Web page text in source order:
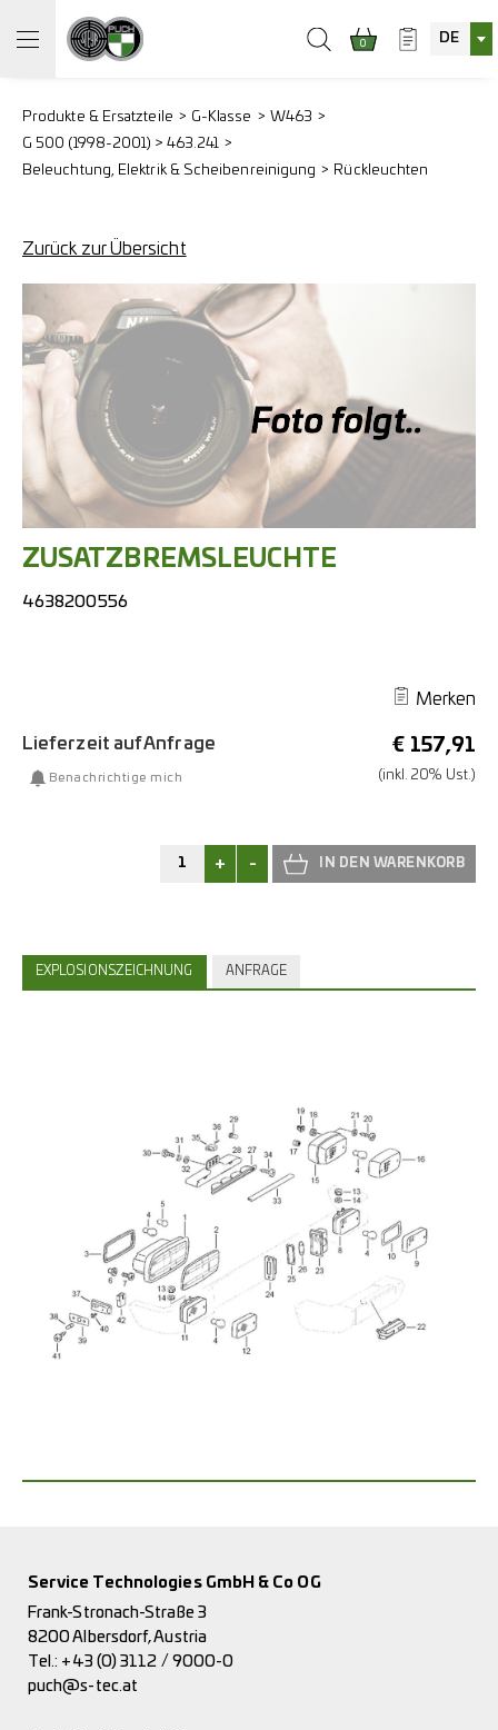
0 DE
Produkte & Ersatzteile G-Klasse
W463
G 500 (1998-2001) > 463.241
Beleuchtung, Elektrik & Scheibenreinigung
Rückleuchten
Zurück zur Übersicht
ZUSATZBREMSLEUCHTE
4638200556
Merken
€ 157,91
(inkl. 20% Ust.)
Lieferzeit auf Anfrage
Benachrichtige mich
+ -
EXPLOSIONSZEICHNUNG ANFRAGE
Service Technologies GmbH & Co OG
Frank-Stronach-Straße 3
8200 Albersdorf, Austria
Tel.: +43 (0) 3112 / 9000-0
puch@s-tec.at